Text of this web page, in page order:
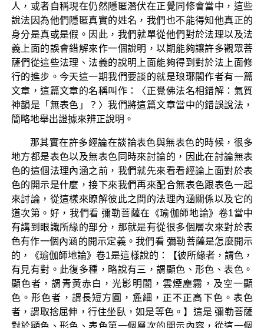
人，或者自稱現在仍然隱匿潛伏在正覺同修會當中，這些
說法因為他們隱匿真實的姓名，我們也不能得知他真正的
身分是真或是假。因此，我們就單從他們對於法理以及法
義上面的誤會錯解來作一個說明，以期能夠讓許多觀眾菩
薩們從這些法理、法義的說明上面能夠得到對於法上面修
行的進步。今天這一期我們要談的就是琅琊閣作者有一篇
文章，這篇文章的名稱叫作：〈正覺佛法名相錯解：氣質
神韻是「無表色」？〉我們將這篇文章當中的錯誤說法，
簡略地舉出證據來辨正說明。
那其實在許多經論在談論表色與無表色的時候，很多
地方都是表色以及無表色同時來討論的，因此在討論無表
色的這個法理內涵之前，我們就先來看看經論上面對於表
色的開示是什麼，接下來我們再來配合無表色跟表色一起
來討論，從這樣來瞭解彼此之間的法理內涵關係以及它的
道次第。好，我們看 彌勒菩薩在《瑜伽師地論》卷1當中
有講到眼識所緣的部分，那就是有從很多個層次來對於表
色有作一個內涵的開示定義。我們看 彌勒菩薩是怎麼開示
的，《瑜伽師地論》卷1是這樣說的：【彼所緣者，謂色，
有見有對。此復多種，略說有三，謂顯色、形色、表色。
顯色者，謂青黃赤白，光影明闇，雲煙塵霧，及空一顯
色。形色者，謂長短方圓，麁細，正不正高下色。表色
者，謂取捨屈伸，行住坐臥，如是等色。】這是 彌勒菩薩
對於顯色、形色、表色第一個層次的開示內容，從這一個